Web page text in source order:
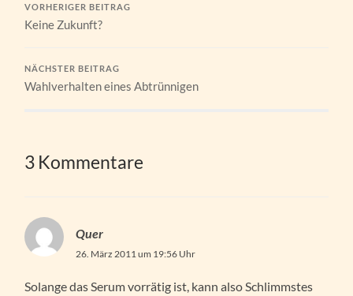
VORHERIGER BEITRAG
Keine Zukunft?
NÄCHSTER BEITRAG
Wahlverhalten eines Abtrünnigen
3 Kommentare
Quer
26. März 2011 um 19:56 Uhr
Solange das Serum vorrätig ist, kann also Schlimmstes